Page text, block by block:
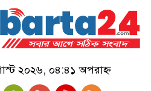
২০২৬, ০৪:৪১ অপরাহ্ন